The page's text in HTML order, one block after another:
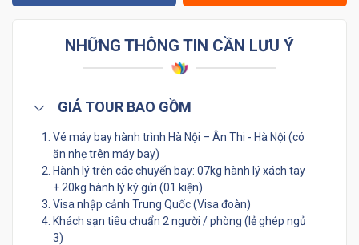
NHỮNG THÔNG TIN CẦN LƯU Ý
GIÁ TOUR BAO GỒM
Vé máy bay hành trình Hà Nội – Ân Thi - Hà Nội (có
ăn nhẹ trên máy bay)
Hành lý trên các chuyến bay: 07kg hành lý xách tay
+ 20kg hành lý ký gửi (01 kiện)
Visa nhập cảnh Trung Quốc (Visa đoàn)
Khách sạn tiêu chuẩn 2 người / phòng (lẻ ghép ngủ
3)